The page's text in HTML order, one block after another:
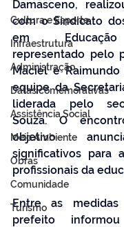
Cultura e Esporte
Infraestrutura
Administração
Datas comemorativas
Assistência Social
Meio Ambiente
Obras
Comunidade
Turismo
Damasceno,
com o Sindicato
em Educação
representado pelo
Maciel e
equipe da
liderada pelo
Souza. O
objetivo
significativos para
profissionais da
Entre as medidas
prefeito